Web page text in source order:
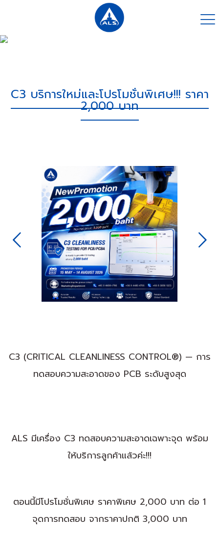
C3 บริการใหม่และโปรโมชั่นพิเศษ!!! ราคา
2,000 บาท
Next
C3 (CRITICAL CLEANLINESS CONTROL®) — การ
ทดสอบความสะอาดของ PCB ระดับสูงสุด
ALS มีเครื่อง C3 ทดสอบความสะอาดเฉพาะจุด พร้อม
ให้บริการลูกค้าแล้วค่ะ!!!
ตอนนี้มีโปรโมชั่นพิเศษ ราคาพิเศษ 2,000 บาท ต่อ 1
จุดการทดสอบ จากราคาปกติ 3,000 บาท